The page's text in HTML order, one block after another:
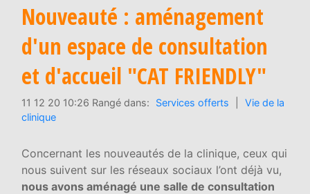
Nouveauté : aménagement
d'un espace de consultation
et d'accueil "CAT FRIENDLY"
11 12 20 10:26 Rangé dans: Services offerts
Vie de la
clinique
Concernant les nouveautés de la clinique, ceux qui
nous suivent sur les réseaux sociaux l’ont déjà vu,
nous avons aménagé une salle de consultation